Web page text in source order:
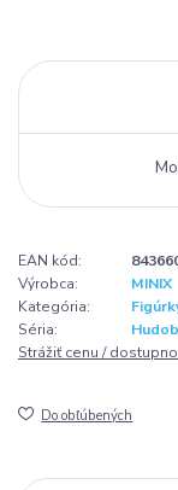
EAN kód:
Výrobca:
MINIX
Kategória:
Séria:
Strážiť cenu /
Do obľúbených